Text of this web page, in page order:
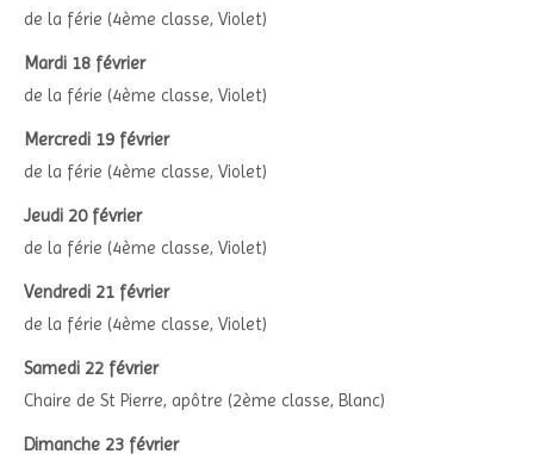
de la férie (4ème classe, Violet)
Mardi 18 février
de la férie (4ème classe, Violet)
Mercredi 19 février
de la férie (4ème classe, Violet)
Jeudi 20 février
de la férie (4ème classe, Violet)
Vendredi 21 février
de la férie (4ème classe, Violet)
Samedi 22 février
Chaire de St Pierre, apôtre (2ème classe, Blanc)
Dimanche 23 février